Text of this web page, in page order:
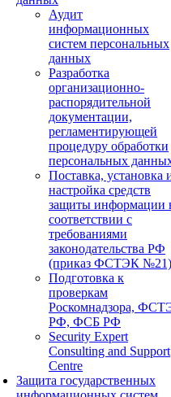
Аудит
информационных
систем персональных
данных
Разработка
организационно-
распорядительной
документации,
регламентирующей
процедуру обработки
персональных
Поставка, установка
настройка средств
защиты информации
соответствии с
требованиями
законодательства РФ
(приказ ФСТЭК №21)
Подготовка к
проверкам
Роскомнадзора,
РФ, ФСБ РФ
Security Expert
Consulting and Support
Centre
Защита государственных